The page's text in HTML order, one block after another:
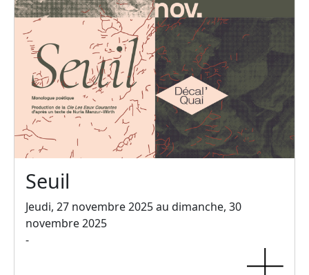
Seuil
Jeudi, 27 novembre 2025 au dimanche, 30
novembre 2025
-